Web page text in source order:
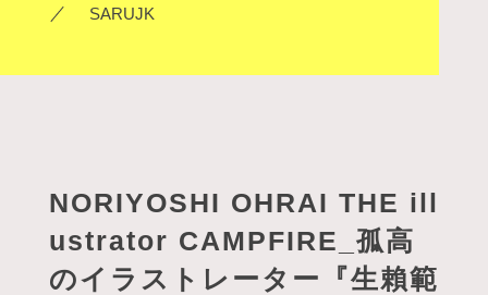
CONTACT
SARUJK
NORIYOSHI OHRAI THE ill
ustrator CAMPFIRE_孤高
のイラストレーター『生賴範